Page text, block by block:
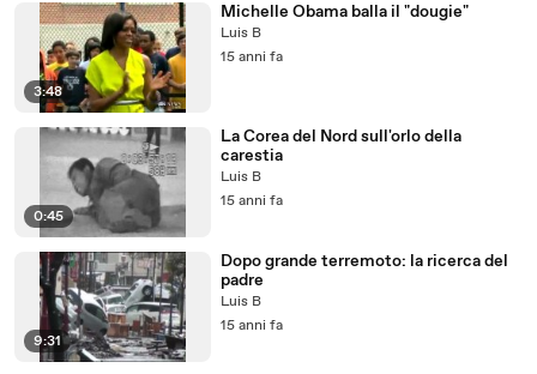
3:48
Michelle Obama balla il "dougie"
Luis B
15 anni fa
0:45
La Corea del Nord sull'orlo della
carestia
Luis B
15 anni fa
9:31
Dopo grande terremoto: la ricerca del
padre
Luis B
15 anni fa